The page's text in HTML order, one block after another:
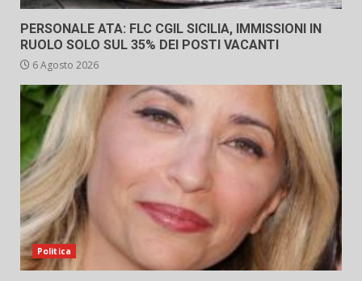
PERSONALE ATA: FLC CGIL SICILIA, IMMISSIONI IN
RUOLO SOLO SUL 35% DEI POSTI VACANTI
6 Agosto 2026
Politica